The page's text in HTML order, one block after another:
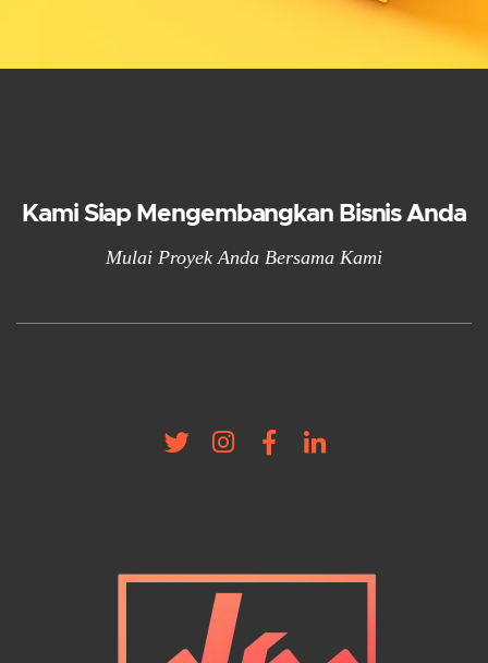
Kami Siap Mengembangkan Bisnis Anda
Mulai Proyek Anda Bersama Kami